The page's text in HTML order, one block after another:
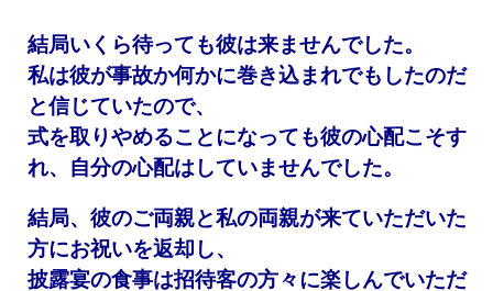
結局いくら待っても彼は来ませんでした。
私は彼が事故か何かに巻き込まれでもしたのだ
と信じていたので、
式を取りやめることになっても彼の心配こそす
れ、自分の心配はしていませんでした。
結局、彼のご両親と私の両親が来ていただいた
方にお祝いを返却し、
披露宴の食事は招待客の方々に楽しんでいただ